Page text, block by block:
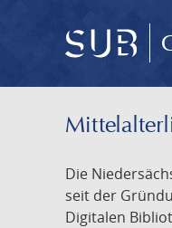
Die
seit der
Digitalen